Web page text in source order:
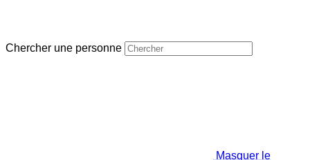
Chercher une personne
Masquer le